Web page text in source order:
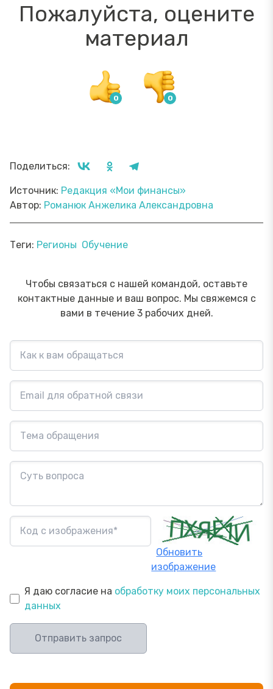
Пожалуйста, оцените
материал
Поделиться:
Источник: Редакция «Мои финансы»
Автор: Романюк Анжелика Александровна
Теги: Регионы Обучение
Чтобы связаться с нашей командой, оставьте
контактные данные и ваш вопрос. Мы свяжемся с
вами в течение 3 рабочих дней.
Обновить
изображение
Я даю согласие на обработку моих персональных
данных
Отправить запрос